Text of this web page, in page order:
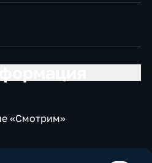
«Смотрим»